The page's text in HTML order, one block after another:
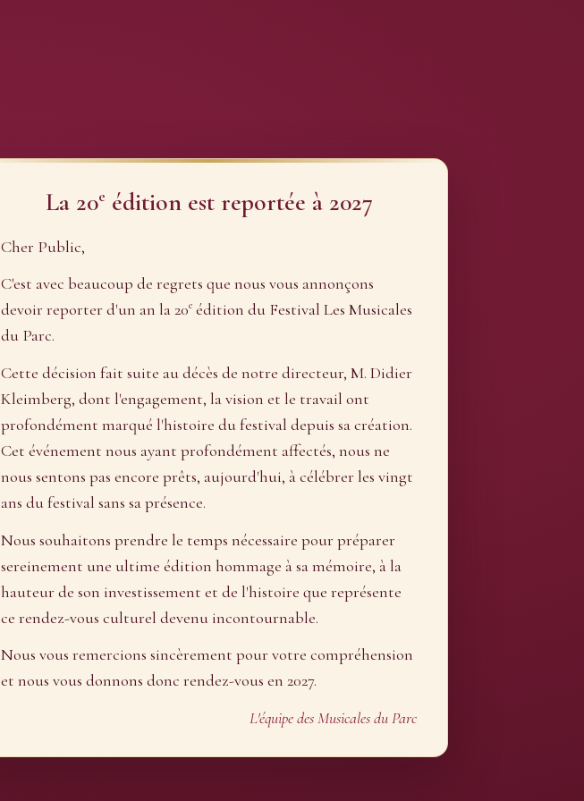
La 20e édition est reportée à 2027
Cher Public,
C'est avec beaucoup de regrets que nous vous annonçons
devoir reporter d'un an la 20e édition du Festival Les Musicales
du Parc.
Cette décision fait suite au décès de notre directeur, M. Didier
Kleimberg, dont l'engagement, la vision et le travail ont
profondément marqué l'histoire du festival depuis sa création.
Cet événement nous ayant profondément affectés, nous ne
nous sentons pas encore prêts, aujourd'hui, à célébrer les vingt
ans du festival sans sa présence.
Nous souhaitons prendre le temps nécessaire pour préparer
sereinement une ultime édition hommage à sa mémoire, à la
hauteur de son investissement et de l'histoire que représente
ce rendez-vous culturel devenu incontournable.
Nous vous remercions sincèrement pour votre compréhension
et nous vous donnons donc rendez-vous en 2027.
L'équipe des Musicales du Parc